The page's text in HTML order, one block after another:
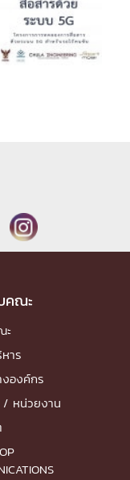
คณะ
ะ
าร
งองค์กร
หน่วยงาน